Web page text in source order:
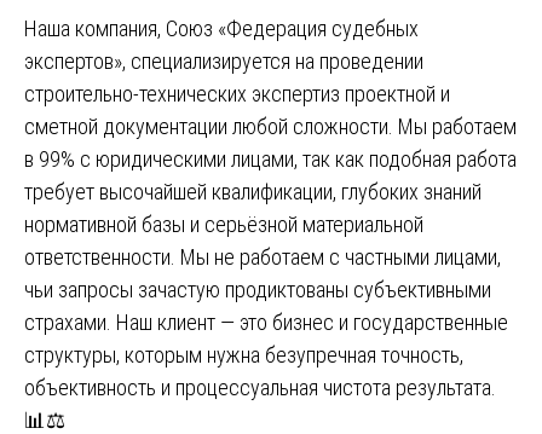
Наша компания, Союз «Федерация судебных
экспертов», специализируется на проведении
строительно-технических экспертиз проектной и
сметной документации любой сложности. Мы работаем
в 99% с юридическими лицами, так как подобная работа
требует высочайшей квалификации, глубоких знаний
нормативной базы и серьёзной материальной
ответственности. Мы не работаем с частными лицами,
чьи запросы зачастую продиктованы субъективными
страхами. Наш клиент — это бизнес и государственные
структуры, которым нужна безупречная точность,
объективность и процессуальная чистота результата.
📊⚖️